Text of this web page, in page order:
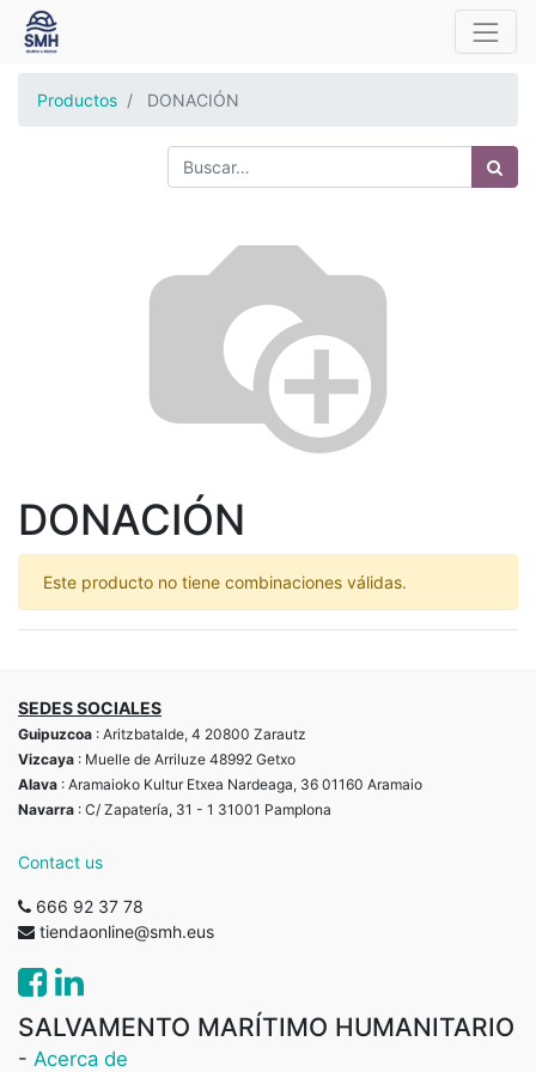
Productos DONACIÓN
DONACIÓN
Este producto no tiene combinaciones válidas.
SEDES SOCIALES
Guipuzcoa : Aritzbatalde, 4 20800 Zarautz
Vizcaya : Muelle de Arriluze 48992 Getxo
Alava : Aramaioko Kultur Etxea Nardeaga, 36 01160 Aramaio
Navarra : C/ Zapatería, 31 - 1 31001 Pamplona
Contact us
666 92 37 78
tiendaonline@smh.eus
SALVAMENTO MARÍTIMO HUMANITARIO
- Acerca de